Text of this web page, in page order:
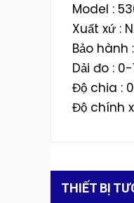
Model :
Xuất xứ :
Bảo hành
Dải đo :
Độ chia :
Độ chính
THIẾT BỊ